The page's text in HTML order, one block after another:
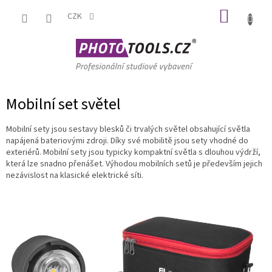
CZK
Mobilní set světel
Mobilní sety jsou sestavy blesků či trvalých světel obsahující světla
napájená bateriovými zdroji. Díky své mobilitě jsou sety vhodné do
exteriérů. Mobilní sety jsou typicky kompaktní světla s dlouhou výdrží,
která lze snadno přenášet. Výhodou mobilních setů je především jejich
nezávislost na klasické elektrické síti.